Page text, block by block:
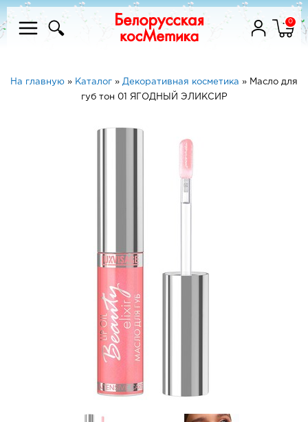
0
На главную » Каталог » Декоративная косметика » Масло для
губ тон 01 ЯГОДНЫЙ ЭЛИКСИР